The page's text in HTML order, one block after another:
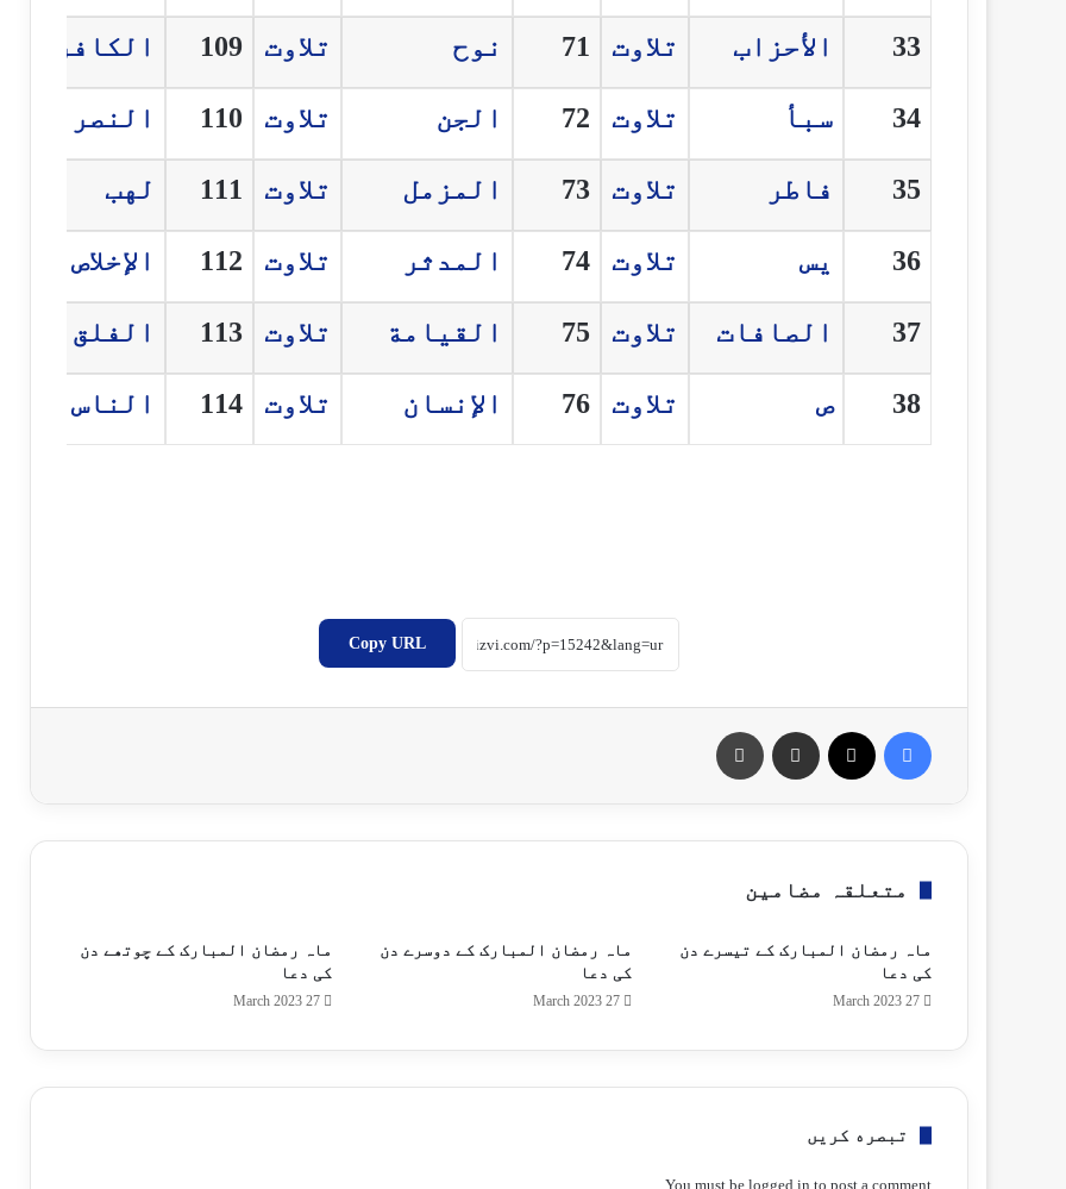
33 الأحزاب تلاوت 71 نوح تلاوت 109 الكافرون
34 سبأ تلاوت 72 الجن تلاوت 110 النصر
35 فاطر تلاوت 73 المزمل تلاوت 111 لهب
36 يس تلاوت 74 المدثر تلاوت 112 الإخلاص
37 الصافات تلاوت 75 القيامة تلاوت 113 الفلق
38 ص تلاوت 76 الإنسان تلاوت 114 الناس
Copy URL
متعلقہ مضامین
ماہ رمضان المبارک کے تیسرے دن
کی دعا
27 March 2023
ماہ رمضان المبارک کے دوسرے دن
کی دعا
27 March 2023
ماہ رمضان المبارک کے چوتھے دن
کی دعا
27 March 2023
تبصره کریں
You must be logged in to post a comment.